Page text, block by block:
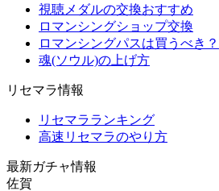
視聴メダルの交換おすすめ
ロマンシングショップ交換
ロマンシングパスは買うべき？
魂(ソウル)の上げ方
リセマラ情報
リセマラランキング
高速リセマラのやり方
最新ガチャ情報
佐賀